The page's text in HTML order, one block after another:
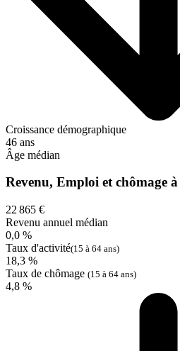
Croissance démographique
46 ans
Âge médian
Revenu, Emploi et chômage
22 865 €
Revenu annuel médian
0,0 %
Taux d'activité(15 à 64 ans)
18,3 %
Taux de chômage (15 à 64 ans)
4,8 %